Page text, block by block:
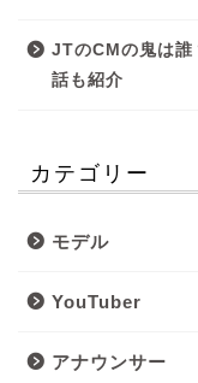
JTのCMの鬼は誰
話も紹介
カテゴリー
モデル
YouTuber
アナウンサー